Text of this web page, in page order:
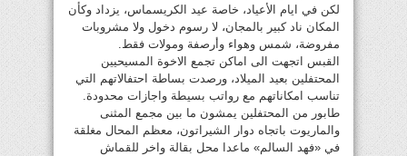
لكن في ايام الأعياد، خاصة عيد الكريسماس، يزداد وكأن
المكان ناد كبير بالمجان، لا رسوم دخول ولا مشروبات
مفروضة، شمس وهواء وأرصفة ومولات فقط.
القبس اتجهت الى اماكن تجمع الاخوة المسيحيين
المحتفلين بعيد الميلاد، ورصدت بساطة احتفالاتهم التي
تناسب امكاناتهم مع رواتب بسيطة واجازات محدودة.
طابور من المحتفلين يمشون ما بين مجمع المثنى
والماريوت باتجاه دوار الشيراتون، معظم المحال مغلقة
في «فهد السالم» ماعدا محل بقالة واخر للقماش